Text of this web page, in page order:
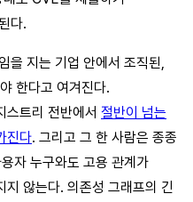
다.
을 지는 기업 안에서 조직된,
한다고 여겨진다.
트리 전반에서 절반이 넘는
진다. 그리고 그 한 사람은 종종
자 누구와도 고용 관계가
않는다. 의존성 그래프의 긴